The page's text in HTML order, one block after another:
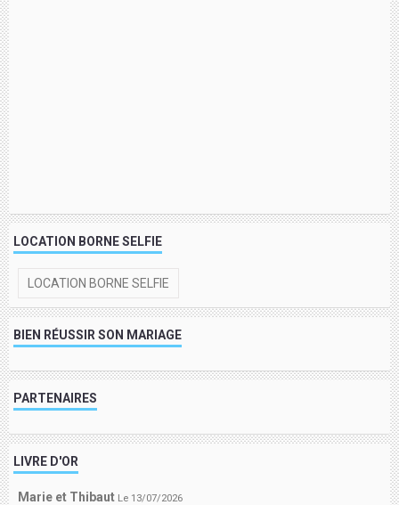
LOCATION BORNE SELFIE
LOCATION BORNE SELFIE
BIEN RÉUSSIR SON MARIAGE
PARTENAIRES
LIVRE D'OR
Marie et Thibaut Le 13/07/2026